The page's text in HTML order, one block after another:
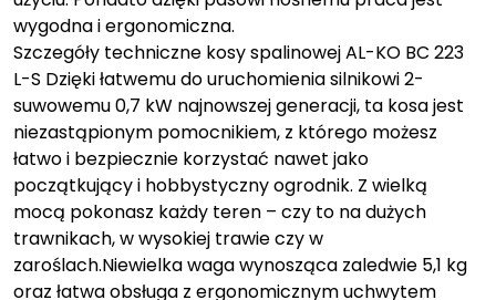
wygodna i ergonomiczna.
Szczegóły techniczne kosy spalinowej AL-KO BC 223
L-S Dzięki łatwemu do uruchomienia silnikowi 2-
suwowemu 0,7 kW najnowszej generacji, ta kosa jest
niezastąpionym pomocnikiem, z którego możesz
łatwo i bezpiecznie korzystać nawet jako
początkujący i hobbystyczny ogrodnik. Z wielką
mocą pokonasz każdy teren – czy to na dużych
trawnikach, w wysokiej trawie czy w
zaroślach.Niewielka waga wynosząca zaledwie 5,1 kg
oraz łatwa obsługa z ergonomicznym uchwytem